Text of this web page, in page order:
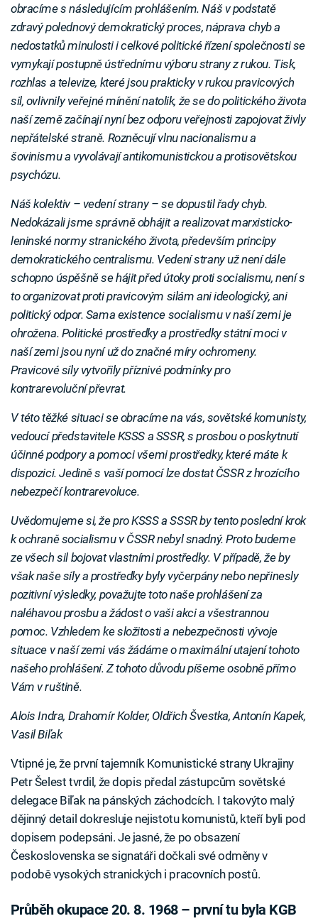
obracíme s následujícím prohlášením. Náš v podstatě
zdravý polednový demokratický proces, náprava chyb a
nedostatků minulosti i celkové politické řízení společnosti se
vymykají postupně ústřednímu výboru strany z rukou. Tisk,
rozhlas a televize, které jsou prakticky v rukou pravicových
sil, ovlivnily veřejné mínění natolik, že se do politického života
naší země začínají nyní bez odporu veřejnosti zapojovat živly
nepřátelské straně. Rozněcují vlnu nacionalismu a
šovinismu a vyvolávají antikomunistickou a protisovětskou
psychózu.
Náš kolektiv – vedení strany – se dopustil řady chyb.
Nedokázali jsme správně obhájit a realizovat marxisticko-
leninské normy stranického života, především principy
demokratického centralismu. Vedení strany už není dále
schopno úspěšně se hájit před útoky proti socialismu, není s
to organizovat proti pravicovým silám ani ideologický, ani
politický odpor. Sama existence socialismu v naší zemi je
ohrožena. Politické prostředky a prostředky státní moci v
naší zemi jsou nyní už do značné míry ochromeny.
Pravicové síly vytvořily příznivé podmínky pro
kontrarevoluční převrat.
V této těžké situaci se obracíme na vás, sovětské komunisty,
vedoucí představitele KSSS a SSSR, s prosbou o poskytnutí
účinné podpory a pomoci všemi prostředky, které máte k
dispozici. Jedině s vaší pomocí lze dostat ČSSR z hrozícího
nebezpečí kontrarevoluce.
Uvědomujeme si, že pro KSSS a SSSR by tento poslední krok
k ochraně socialismu v ČSSR nebyl snadný. Proto budeme
ze všech sil bojovat vlastními prostředky. V případě, že by
však naše síly a prostředky byly vyčerpány nebo nepřinesly
pozitivní výsledky, považujte toto naše prohlášení za
naléhavou prosbu a žádost o vaši akci a všestrannou
pomoc. Vzhledem ke složitosti a nebezpečnosti vývoje
situace v naší zemi vás žádáme o maximální utajení tohoto
našeho prohlášení. Z tohoto důvodu píšeme osobně přímo
Vám v ruštině.
Alois Indra, Drahomír Kolder, Oldřich Švestka, Antonín Kapek,
Vasil Biľak
Vtipné je, že první tajemník Komunistické strany Ukrajiny
Petr Šelest tvrdil, že dopis předal zástupcům sovětské
delegace Biľak na pánských záchodcích. I takovýto malý
dějinný detail dokresluje nejistotu komunistů, kteří byli pod
dopisem podepsáni. Je jasné, že po obsazení
Československa se signatáři dočkali své odměny v
podobě vysokých stranických i pracovních postů.
Průběh okupace 20. 8. 1968 – první tu byla KGB